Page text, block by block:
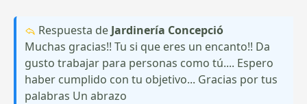
Respuesta de Jardinería Concepció
Muchas gracias!! Tu si que eres un encanto!! Da
gusto trabajar para personas como tú.... Espero
haber cumplido con tu objetivo... Gracias por tus
palabras Un abrazo